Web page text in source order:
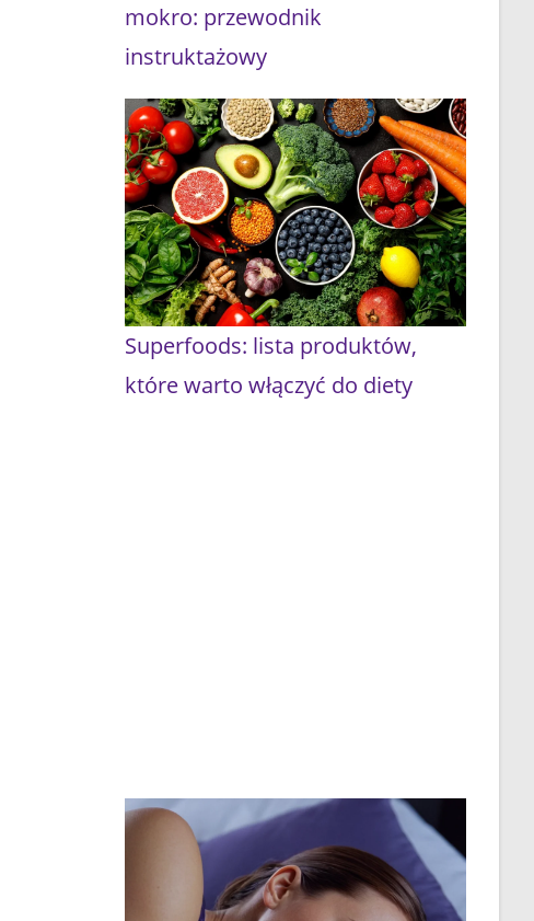
mokro: przewodnik
instruktażowy
Superfoods: lista produktów,
które warto włączyć do diety